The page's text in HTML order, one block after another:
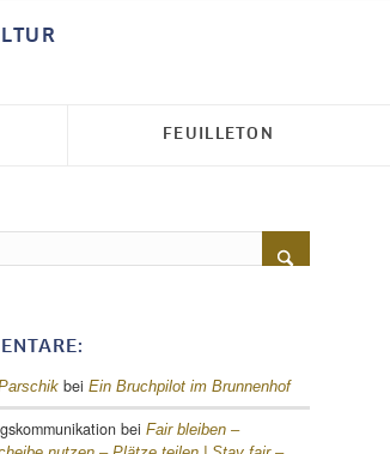
FEUILLETON
bei Ein Bruchpilot im Brunnenhof
bei Fair bleiben –